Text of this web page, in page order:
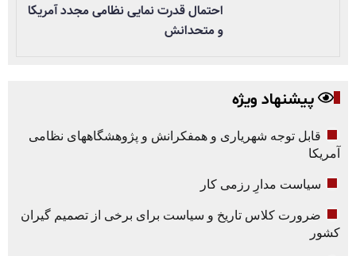
احتمال قدرت نمایی نظامی مجدد آمریکا
و متحدانش
پیشنهاد ویژه
قابل توجه شهریاری و همفکرانش و پژوهشگاههای نظامی
آمریکا
سیاست مدارِ رزمی کار
ضرورت کلاس تاریخ و سیاست برای برخی از تصمیم گیران
کشور